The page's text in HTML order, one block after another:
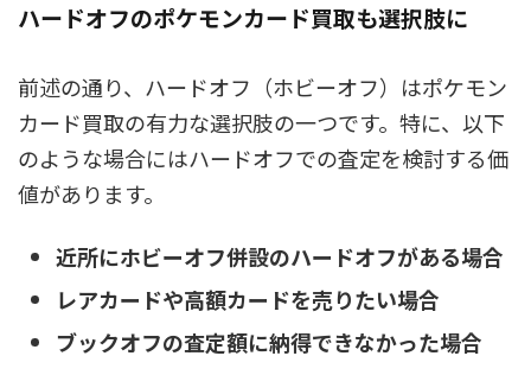
ハードオフのポケモンカード買取も選択肢に
前述の通り、ハードオフ（ホビーオフ）はポケモン
カード買取の有力な選択肢の一つです。特に、以下
のような場合にはハードオフでの査定を検討する価
値があります。
近所にホビーオフ併設のハードオフがある場合
レアカードや高額カードを売りたい場合
ブックオフの査定額に納得できなかった場合